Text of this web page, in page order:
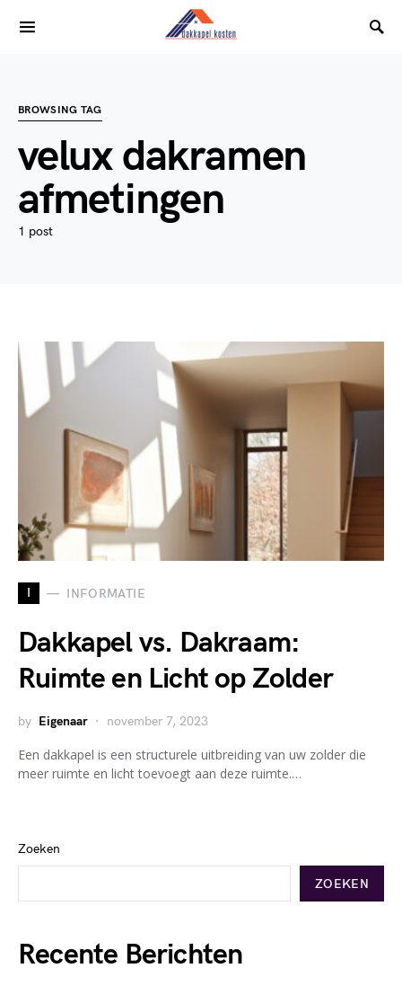
BROWSING TAG
velux dakramen
afmetingen
1 post
I INFORMATIE
Dakkapel vs. Dakraam:
Ruimte en Licht op Zolder
by Eigenaar november 7, 2023
Een dakkapel is een structurele uitbreiding van uw zolder die
meer ruimte en licht toevoegt aan deze ruimte.…
Zoeken
ZOEKEN
Recente Berichten